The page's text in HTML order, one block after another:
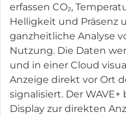
erfassen CO₂,
Helligkeit und Präsenz
ganzheitliche Analyse
Nutzung. Die Daten
und in einer Cloud
Anzeige direkt vor Ort
signalisiert. Der
Display zur direkten